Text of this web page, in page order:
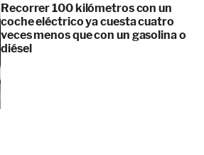
Recorrer 100 kilómetros con un
coche eléctrico ya cuesta cuatro
veces menos que con un gasolina o
diésel